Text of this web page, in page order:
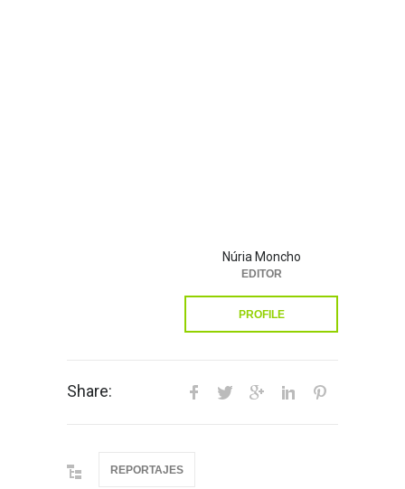
Núria Moncho
EDITOR
PROFILE
Share:
REPORTAJES